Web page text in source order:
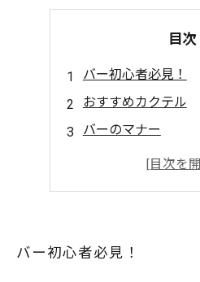
目次
バー初心者必見！
おすすめカクテル
バーのマナー
バーで楽しむために
バー初心者必見！